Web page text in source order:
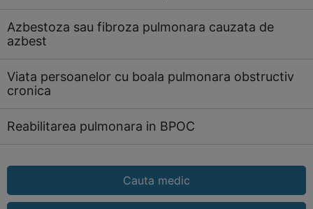
Azbestoza sau fibroza pulmonara cauzata de
azbest
Viata persoanelor cu boala pulmonara obstructiv
cronica
Reabilitarea pulmonara in BPOC
Cauta medic